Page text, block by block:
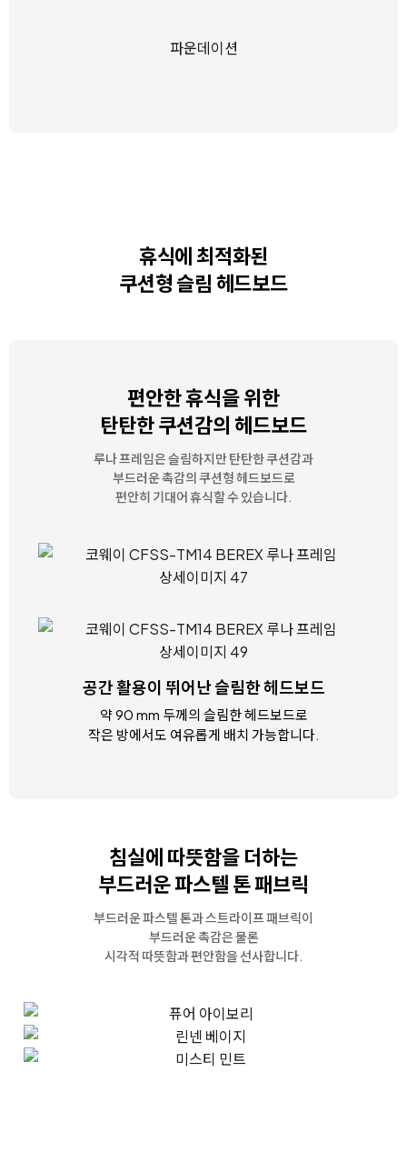
파운데이션
휴식에 최적화된
쿠션형 슬림 헤드보드
편안한 휴식을 위한
탄탄한 쿠션감의 헤드보드
루나 프레임은 슬림하지만 탄탄한 쿠션감과
부드러운 촉감의쿠션형 헤드보드로
편안히 기대어 휴식할 수 있습니다.
공간 활용이 뛰어난슬림한 헤드보드
약 90 mm 두께의 슬림한 헤드보드로
작은 방에서도 여유롭게 배치 가능합니다.
침실에 따뜻함을 더하는
부드러운 파스텔 톤 패브릭
부드러운 파스텔 톤과 스트라이프 패브릭이
부드러운 촉감은 물론
시각적 따뜻함과 편안함을 선사합니다.